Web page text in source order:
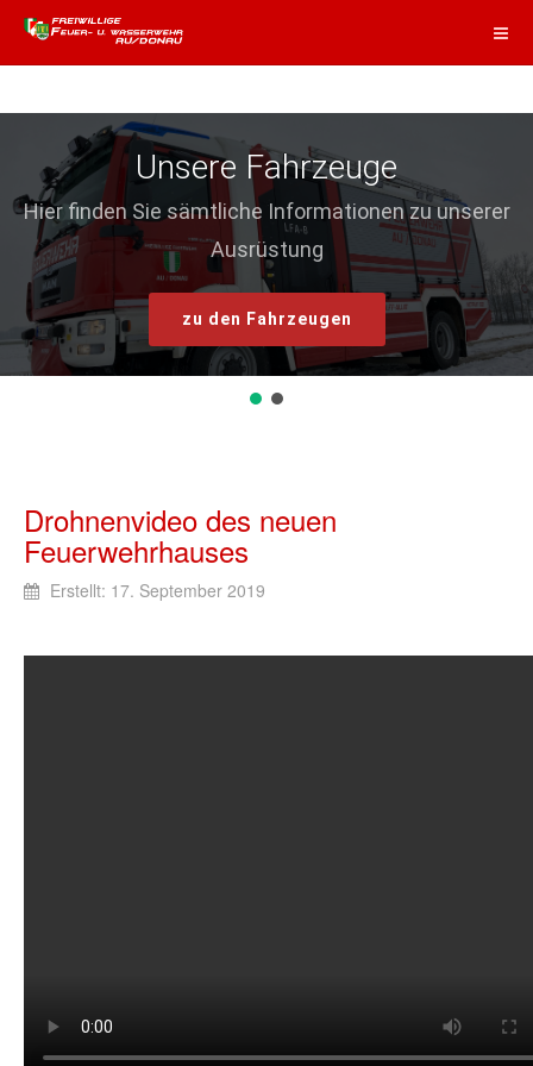
Unsere Fahrzeuge
Hier finden Sie sämtliche Informationen zu unserer
Ausrüstung
zu den Fahrzeugen
Drohnenvideo des neuen
Feuerwehrhauses
Erstellt: 17. September 2019